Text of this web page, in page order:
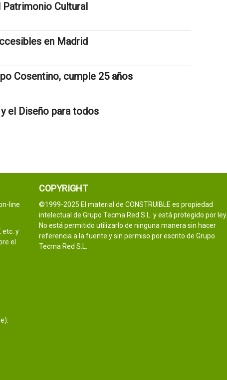
Cultural
en Madrid
Cosentino, cumple 25 años
el Diseño para todos
line
etc. y
el
COPYRIGHT
©1999-2025 El material de CONSTRUIBLE es propiedad
intelectual de Grupo Tecma Red S.L. y está protegido por ley.
No está permitido utilizarlo de ninguna manera sin hacer
referencia a la fuente y sin permiso por escrito de Grupo
Tecma Red S.L.